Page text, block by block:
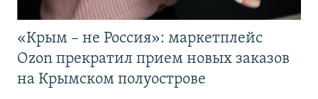
«Крым – не Россия»: маркетплейс
Ozon прекратил прием новых заказов
на Крымском полуострове